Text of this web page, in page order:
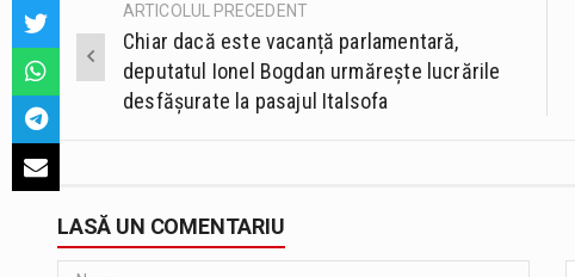
Post
navigation
ARTICOLUL PRECEDENT
Chiar dacă este vacanță parlamentară,
deputatul Ionel Bogdan urmărește lucrările
desfășurate la pasajul Italsofa
LASĂ UN COMENTARIU